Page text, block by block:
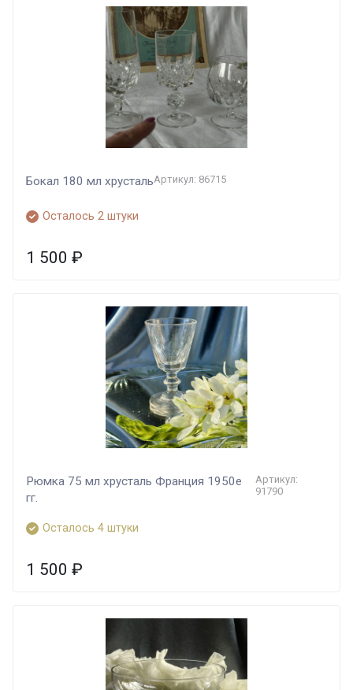
Бокал 180 мл хрустальАртикул: 86715
Осталось 2 штуки
1 500 ₽
Рюмка 75 мл хрусталь Франция 1950е
гг.
Артикул:
91790
Осталось 4 штуки
1 500 ₽